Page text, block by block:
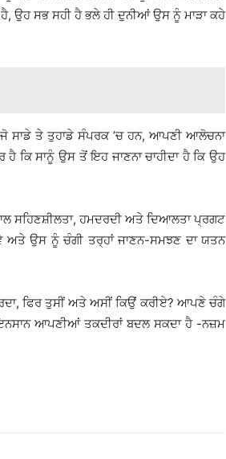
ਉਹ ਸਭ ਸਹੀ ਹੈ ਭਲੇ ਹੀ ਦੁਨੀਆਂ ਉਸ ਨੂੰ ਮਾੜਾ ਕਹੇ
ਸਾਡੇ ਤੇ ਤੁਹਾਡੇ ਸੰਪਰਕ ’ਚ ਹਨ, ਆਪਣੀ ਆਲੋਚਨਾ
ਕਿ ਸਾਨੂੰ ਉਸ ਤੋਂ ਇਹ ਜਾਣਨਾ ਚਾਹੀਦਾ ਹੈ ਕਿ ਉਹ
ਸਹਿਣਸ਼ੀਲਤਾ, ਹਮਦਰਦੀ ਅਤੇ ਦਿਆਲਤਾ ਪ੍ਰਗਟ
ਅਤੇ ਉਸ ਨੂੰ ਚੰਗੀ ਤਰ੍ਹਾਂ ਜਾਣਨ-ਸਮਝਣ ਦਾ ਯਤਨ
ਫਿਰ ਤੁਸੀਂ ਅਤੇ ਅਸੀਂ ਕਿਉਂ ਕਰੀਏ? ਆਪਣੇ ਚੰਗੇ
ਆਪਣੀਆਂ ਤਕਦੀਰਾਂ ਬਦਲ ਸਕਦਾ ਹੈ -ਨਜ਼ਮ